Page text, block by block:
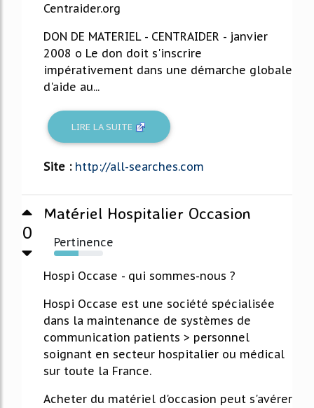
Centraider.org
DON DE MATERIEL - CENTRAIDER - janvier
2008 o Le don doit s'inscrire
impérativement dans une démarche globale
d'aide au...
LIRE LA SUITE
Site : http://all-searches.com
0
Matériel Hospitalier Occasion
Pertinence
50%
Hospi Occase - qui sommes-nous ?
Hospi Occase est une société spécialisée
dans la maintenance de systèmes de
communication patients > personnel
soignant en secteur hospitalier ou médical
sur toute la France.
Acheter du matériel d'occasion peut s'avérer